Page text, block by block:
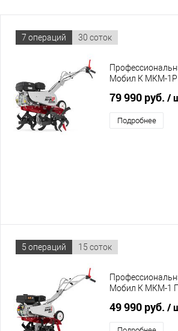
7 операций 30 соток
Мобил К МКМ-
GP200
79 990 руб. /
Подробнее
5 операций 15 соток
Мобил К МКМ-1
49 990 руб. /